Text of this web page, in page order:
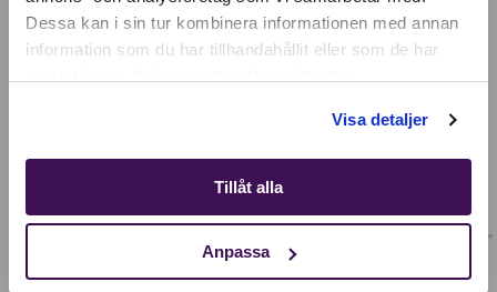
Dessa kan i sin tur kombinera informationen med annan
information som du har tillhandahållit eller som de har
Visa detaljer
Tillåt alla
Anpassa
SELECT YOUR COUNTRY:
ADULTOS FILHOTE